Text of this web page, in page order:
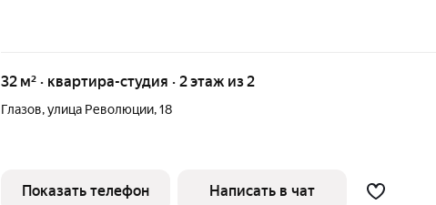
32 м² · квартира-студия · 2 этаж из 2
Глазов,улица Революции,18
Показать телефон Написать в чат